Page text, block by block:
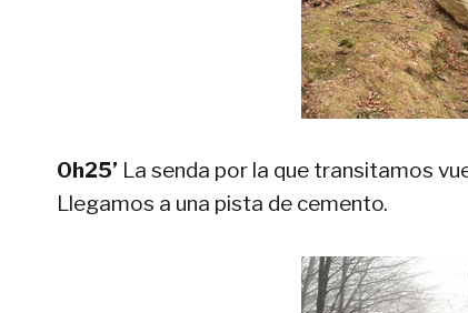
0h25’ La senda por la que transitamos
Llegamos a una pista de cemento.